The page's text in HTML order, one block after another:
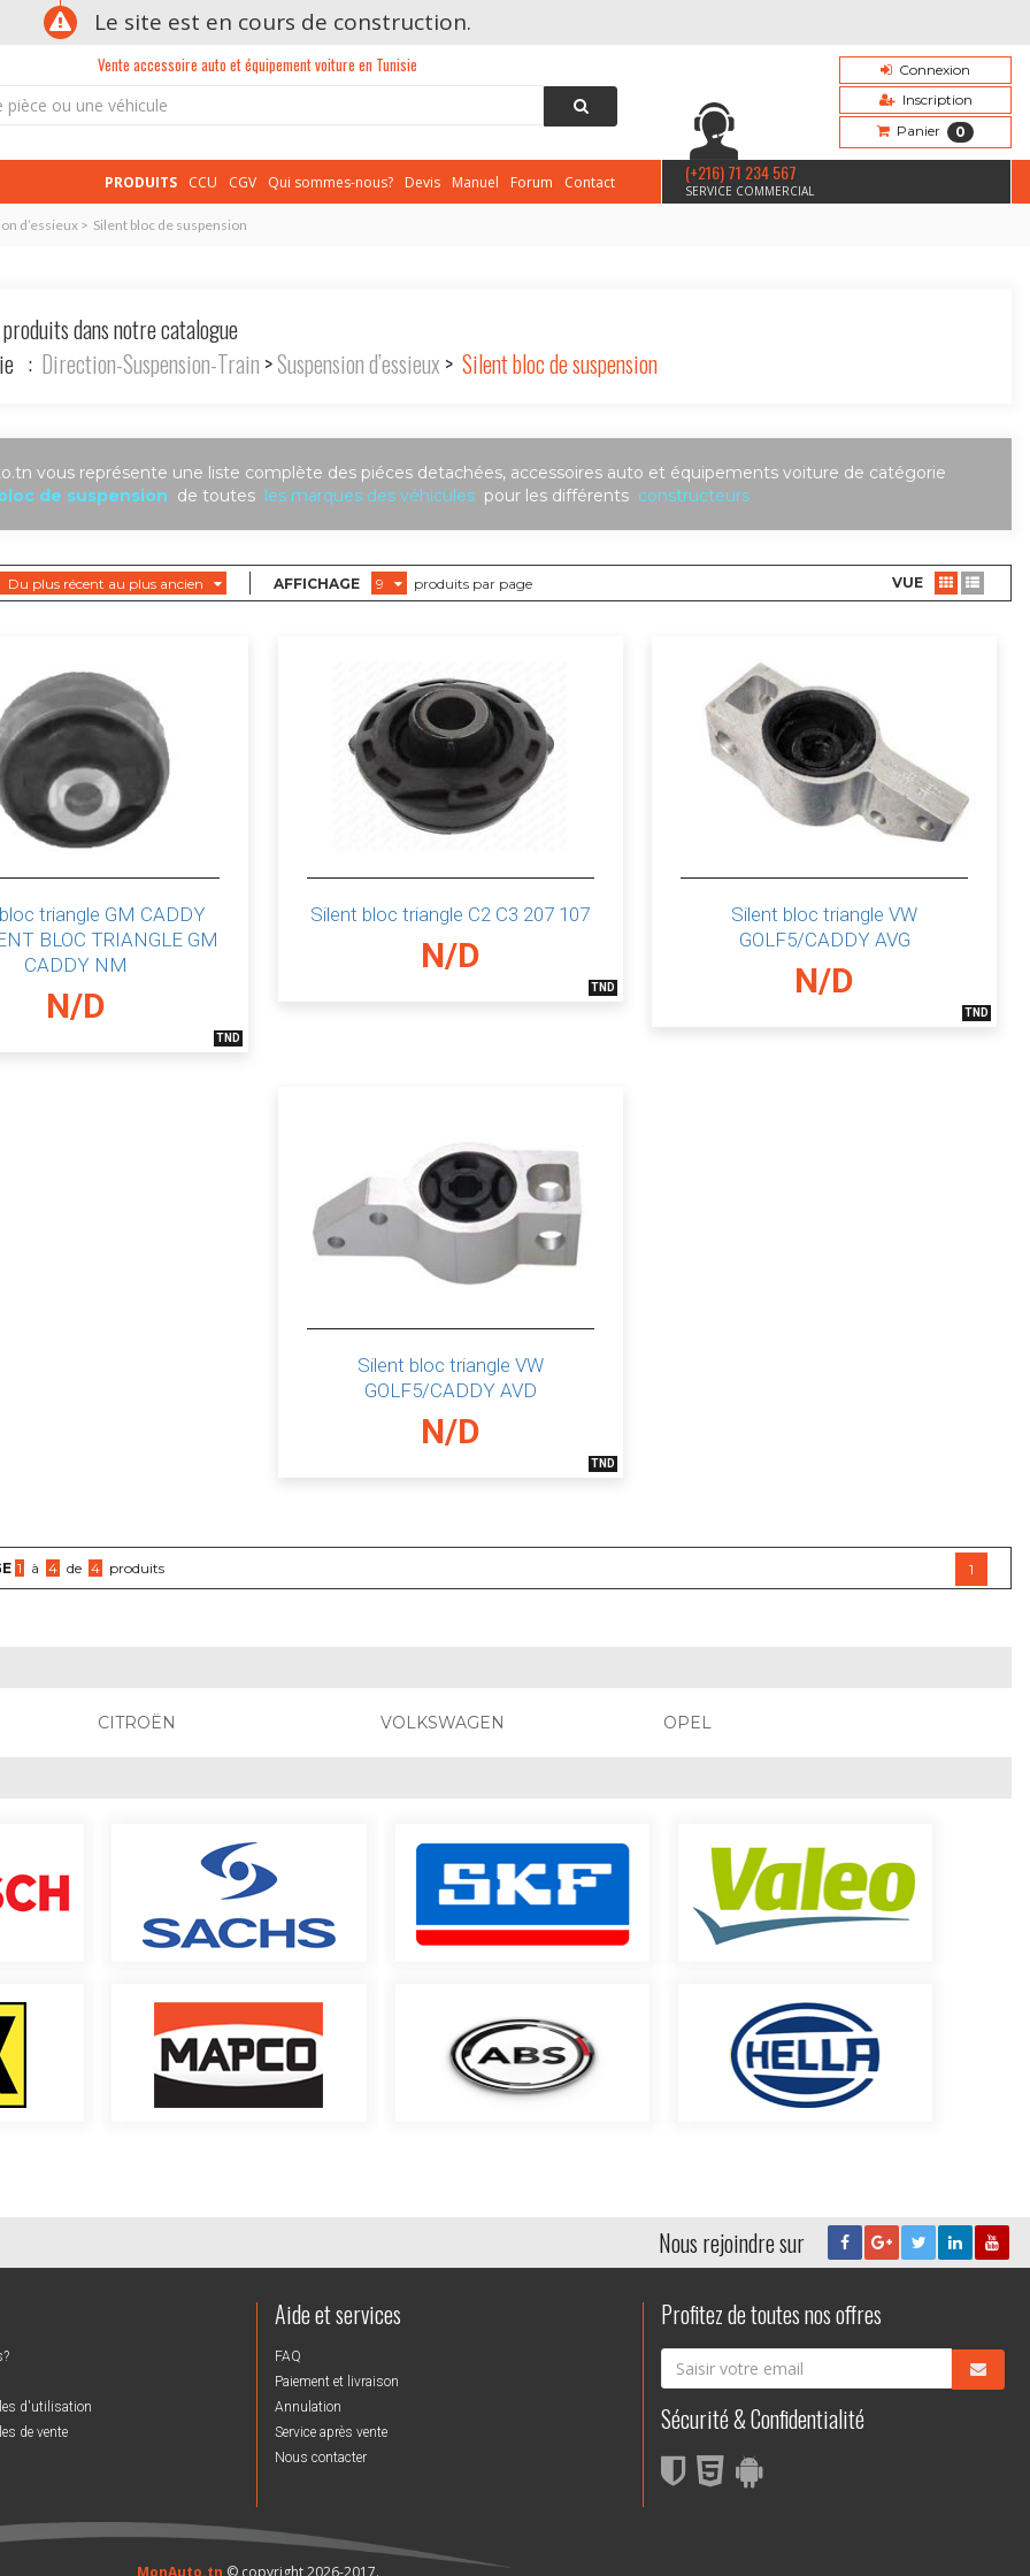
Le site est en cours de construction.
Vente accessoire auto et équipement voiture en Tunisie
Connexion
Inscription
Panier
0
PRODUITS CCU CGV Qui sommes-nous? Devis Manuel Forum Contact (+216) 71 234 567
SERVICE COMMERCIAL
d’essieux > Silent bloc de suspension
produits dans notre catalogue
: Direction-Suspension-Train >Suspension d’essieux >Silent bloc de suspension
vous représente une liste complète des piéces detachées, accessoires auto et équipements voiture de catégorie
de suspension de toutes les marques des véhiculespour les différents constructeurs
plus récent au plus ancien AFFICHAGE 9 produits par page VUE
triangle GM CADDY
BLOC TRIANGLE GM
CADDY NM
N/D
TND
Silent bloc triangle C2 C3 207 107
N/D
TND
Silent bloc triangle VW
GOLF5/CADDY AVG
N/D
TND
Silent bloc triangle VW
GOLF5/CADDY AVD
N/D
TND
1 à 4 de 4 produits 1
CITROËN VOLKSWAGEN OPEL
Nous rejoindre sur
d'utilisation
de vente
Aide et services
FAQ
Paiement et livraison
Annulation
Service après vente
Nous contacter
Profitez de toutes nos offres
Sécurité & Confidentialité
MonAuto.tn © copyright 2026-2017.